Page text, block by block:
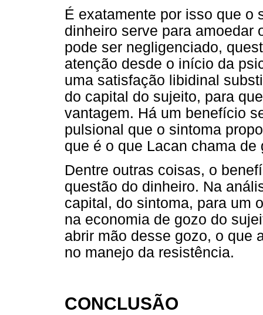
É exatamente por isso que o
dinheiro serve para amoedar
pode ser negligenciado,
atenção desde o início da
uma satisfação libidinal
do capital do sujeito, para
vantagem. Há um benefício
pulsional que o sintoma
que é o que Lacan chama de
Dentre outras coisas, o
questão do dinheiro. Na
capital, do sintoma, para um
na economia de gozo do
abrir mão desse gozo, o que
no manejo da resistência.
CONCLUSÃO